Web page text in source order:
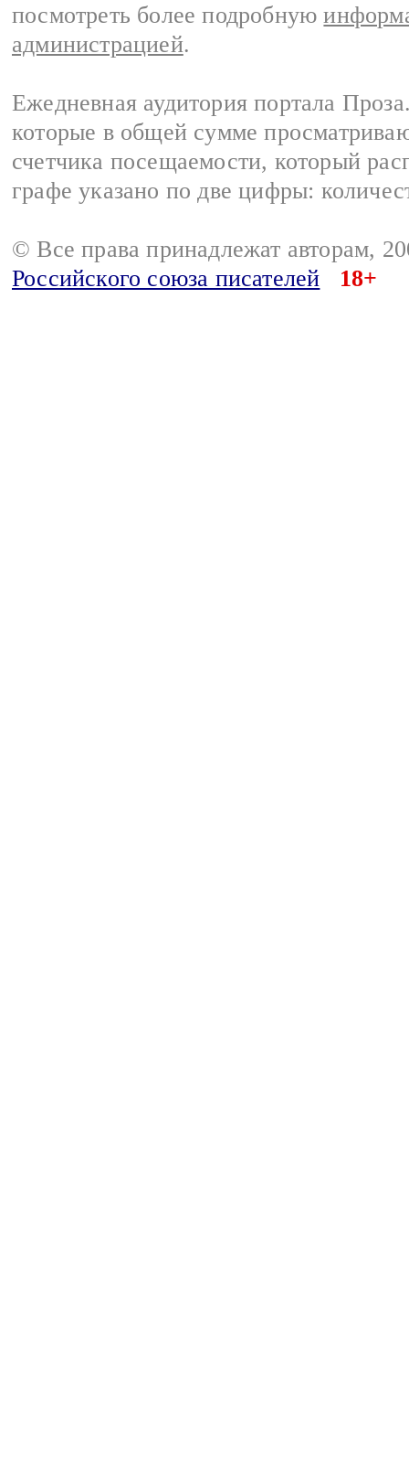
посмотреть более подробную
администрацией.
Ежедневная аудитория портала
которые в общей сумме
счетчика посещаемости, который
графе указано по две цифры:
© Все права принадлежат авторам,
Российского союза писателей
18+